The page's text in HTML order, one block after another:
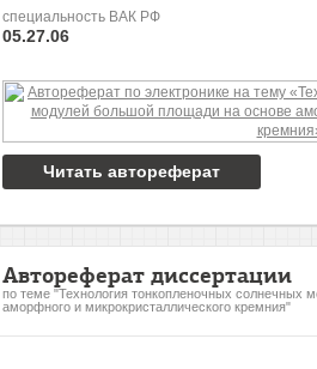
специальность ВАК РФ
05.27.06
Читать автореферат
Автореферат диссертации
по теме "Технология тонкопленочных солнечных
аморфного и микрокристаллического кремния"